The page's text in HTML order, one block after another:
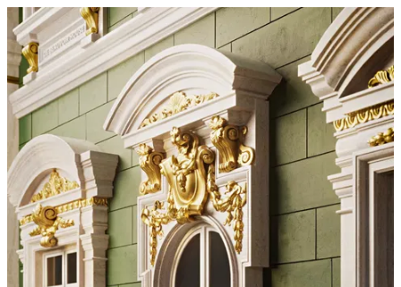
De Beauvoir House 3